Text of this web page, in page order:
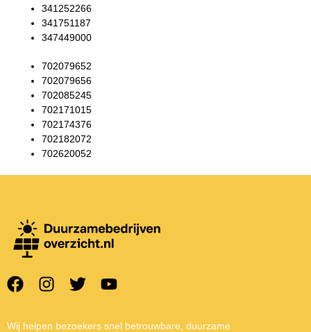
341252266
341751187
347449000
702079652
702079656
702085245
702171015
702174376
702182072
702620052
Wij helpen bezoekers snel betrouwbare, duurzame